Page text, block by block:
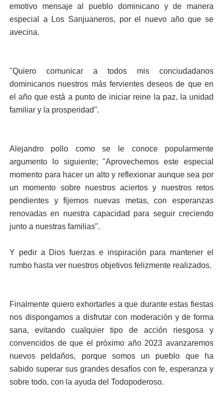
emotivo mensaje al pueblo dominicano y de manera
especial a Los Sanjuaneros, por el nuevo año que se
avecina.
"Quiero comunicar a todos mis conciudadanos
dominicanos nuestros más fervientes deseos de que en
el año que está a punto de iniciar reine la paz, la unidad
familiar y la prosperidad".
Alejandro pollo como se le conoce popularmente
argumento lo siguiente; "Aprovechemos este especial
momento para hacer un alto y reflexionar aunque sea por
un momento sobre nuestros aciertos y nuestros retos
pendientes y fijemos nuevas metas, con esperanzas
renovadas en nuestra capacidad para seguir creciendo
junto a nuestras familias".
Y pedir a Dios fuerzas e inspiración para mantener el
rumbo hasta ver nuestros objetivos felizmente realizados.
Finalmente quiero exhortarles a que durante estas fiestas
nos dispongamos a disfrutar con moderación y de forma
sana, evitando cualquier tipo de acción riesgosa y
convencidos de que el próximo año 2023 avanzaremos
nuevos peldaños, porque somos un pueblo que ha
sabido superar sus grandes desafíos con fe, esperanza y
sobre todo, con la ayuda del Todopoderoso.